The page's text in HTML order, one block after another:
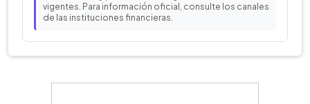
vigentes. Para información oficial, consulte los canales
de las instituciones financieras.